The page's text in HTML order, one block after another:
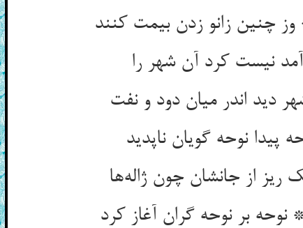
چنین زانو زدن بیمت کنند
نیست کرد آن شهر را
اندر میان دود و نفت
پیدا نوحه گویان ناپدید
ریز از جانشان چون ژاله‌‌ها
بر نوحه گران آغاز کرد